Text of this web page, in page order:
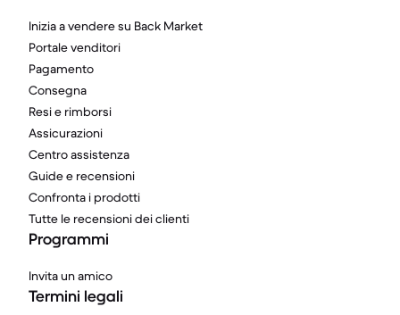
Inizia a vendere su Back Market
Portale venditori
Pagamento
Consegna
Resi e rimborsi
Assicurazioni
Centro assistenza
Guide e recensioni
Confronta i prodotti
Tutte le recensioni dei clienti
Programmi
Invita un amico
Termini legali